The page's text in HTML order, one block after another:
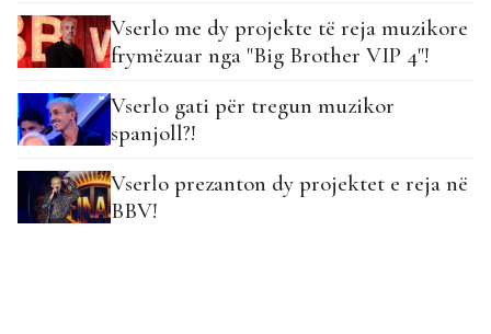
Vserlo me dy projekte të reja muzikore
frymëzuar nga "Big Brother VIP 4"!
Vserlo gati për tregun muzikor
spanjoll?!
Vserlo prezanton dy projektet e reja në
BBV!